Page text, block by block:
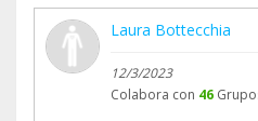
Laura Bottecchia
12/3/2023
Colabora con 46